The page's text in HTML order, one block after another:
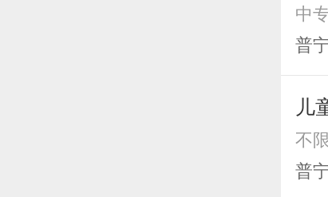
中
普
儿
不
普